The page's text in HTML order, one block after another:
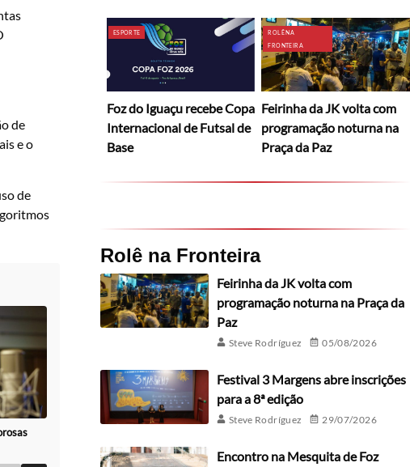
de
e o
de
ESPORTE
Foz do Iguaçu recebe Copa
Internacional de Futsal de
Base
ROLÊ NA
FRONTEIRA
Feirinha da JK volta com
programação noturna na
Praça da Paz
Rolê na Fronteira
Feirinha da JK volta com
programação noturna na Praça da
Paz
Steve Rodríguez 05/08/2026
Festival 3 Margens abre inscrições
para a 8ª edição
Steve Rodríguez 29/07/2026
Encontro na Mesquita de Foz